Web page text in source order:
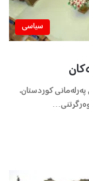
سیاسی
پەرلەمانی کوردستان،